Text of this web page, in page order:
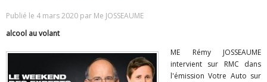
Publié le 4 mars 2020 par Me JOSSEAUME
alcool au volant
ME Rémy JOSSEAUME
intervient sur RMC dans
l'émission Votre Auto sur